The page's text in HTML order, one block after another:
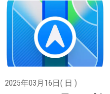
2025年03月16日( 日 )